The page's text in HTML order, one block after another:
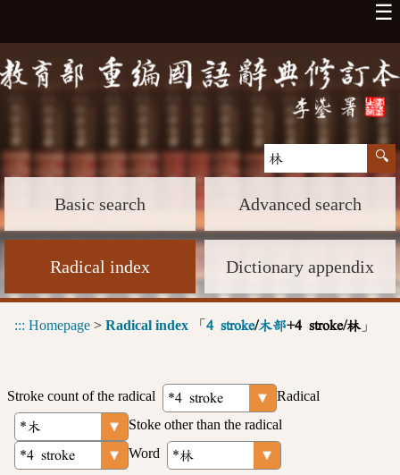
☰
Basic search Advanced search
Radical index Dictionary appendix
::: Homepage > Radical index 「 4 stroke/木部+4 stroke/林」
Stroke count of the radical
Radical
Stoke other than the radical
Word